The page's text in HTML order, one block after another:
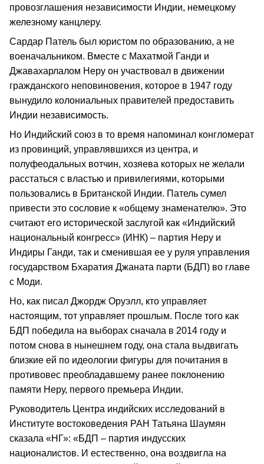
провозглашения независимости Индии, немецкому
железному канцлеру.
Сардар Патель был юристом по образованию, а не
военачальником. Вместе с Махатмой Ганди и
Джавахарлалом Неру он участвовал в движении
гражданского неповиновения, которое в 1947 году
вынудило колониальных правителей предоставить
Индии независимость.
Но Индийский союз в то время напоминал конгломерат
из провинций, управлявшихся из центра, и
полуфеодальных вотчин, хозяева которых не желали
расстаться с властью и привилегиями, которыми
пользовались в Британской Индии. Патель сумел
привести это сословие к «общему знаменателю». Это
считают его исторической заслугой как «Индийский
национальный конгресс» (ИНК) – партия Неру и
Индиры Ганди, так и сменившая ее у руля управления
государством Бхаратия Джаната парти (БДП) во главе
с Моди.
Но, как писал Джордж Оруэлл, кто управляет
настоящим, тот управляет прошлым. После того как
БДП победила на выборах сначала в 2014 году и
потом снова в нынешнем году, она стала выдвигать
близкие ей по идеологии фигуры для почитания в
противовес преобладавшему ранее поклонению
памяти Неру, первого премьера Индии.
Руководитель Центра индийских исследований в
Институте востоковедения РАН Татьяна Шаумян
сказала «НГ»: «БДП – партия индусских
националистов. И естественно, она воздвигла на